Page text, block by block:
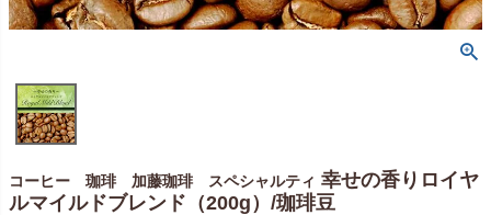
コーヒー 珈琲 加藤珈琲 スペシャルティ 幸せの香りロイヤ
ルマイルドブレンド（200g）/珈琲豆